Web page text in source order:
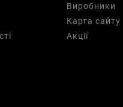
Виробники
Карта сайту
Акції